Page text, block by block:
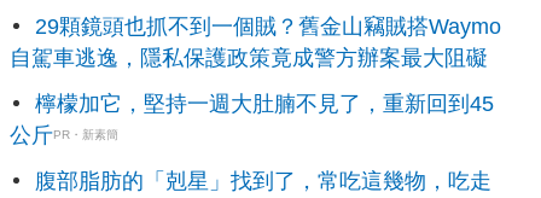
29顆鏡頭也抓不到一個賊？舊金山竊賊搭Waymo
自駕車逃逸，隱私保護政策竟成警方辦案最大阻礙
檸檬加它，堅持一週大肚腩不見了，重新回到45
公斤PR・新素簡
腹部脂肪的「剋星」找到了，常吃這幾物，吃走